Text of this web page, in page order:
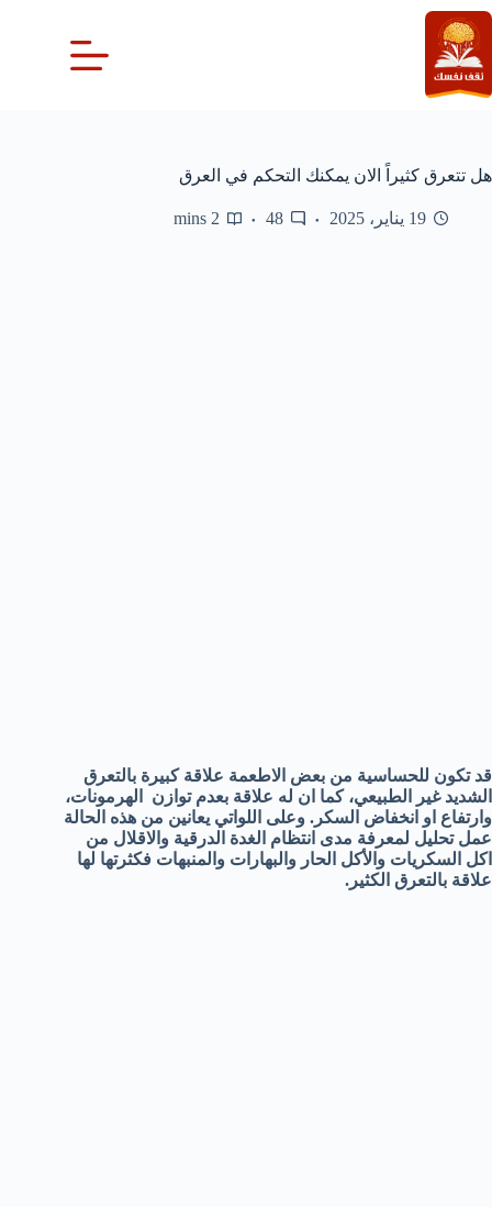
التجاوز
إلى
المحتوى
هل تتعرق كثيراً الان يمكنك التحكم في العرق
19 يناير، 2025 48
2 mins
قد تكون للحساسية من بعض الاطعمة علاقة كبيرة بالتعرق
الشديد غير الطبيعي، كما ان له علاقة بعدم توازن الهرمونات،
وارتفاع او انخفاض السكر. وعلى اللواتي يعانين من هذه الحالة
عمل تحليل لمعرفة مدى انتظام الغدة الدرقية والاقلال من
اكل السكريات والأكل الحار والبهارات والمنبهات فكثرتها لها
علاقة بالتعرق الكثير.